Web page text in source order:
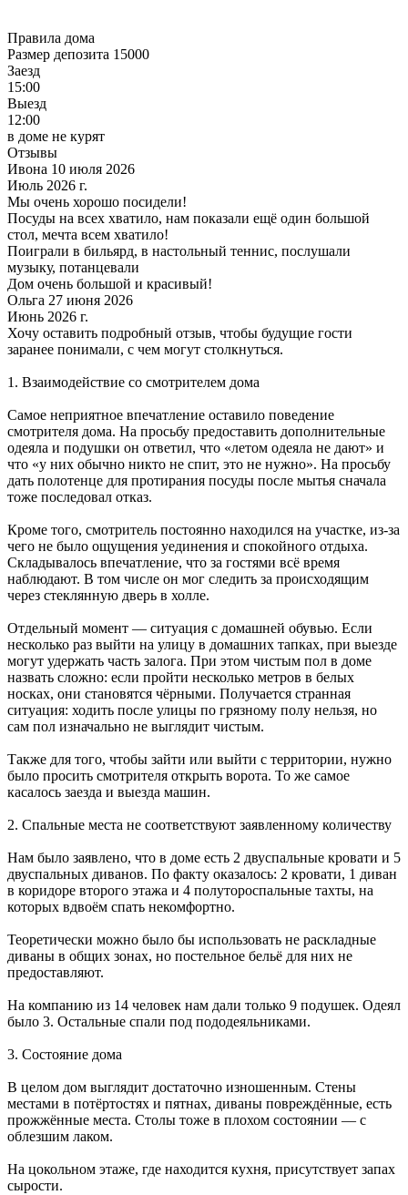
Правила дома
Размер депозита 15000
Заезд
15:00
Выезд
12:00
в доме не курят
Отзывы
Ивона 10 июля 2026
Июль 2026 г.
Мы очень хорошо посидели!
Посуды на всех хватило, нам показали ещё один большой
стол, мечта всем хватило!
Поиграли в бильярд, в настольный теннис, послушали
музыку, потанцевали
Дом очень большой и красивый!
Ольга 27 июня 2026
Июнь 2026 г.
Хочу оставить подробный отзыв, чтобы будущие гости
заранее понимали, с чем могут столкнуться.
1. Взаимодействие со смотрителем дома
Самое неприятное впечатление оставило поведение
смотрителя дома. На просьбу предоставить дополнительные
одеяла и подушки он ответил, что «летом одеяла не дают» и
что «у них обычно никто не спит, это не нужно». На просьбу
дать полотенце для протирания посуды после мытья сначала
тоже последовал отказ.
Кроме того, смотритель постоянно находился на участке, из-за
чего не было ощущения уединения и спокойного отдыха.
Складывалось впечатление, что за гостями всё время
наблюдают. В том числе он мог следить за происходящим
через стеклянную дверь в холле.
Отдельный момент — ситуация с домашней обувью. Если
несколько раз выйти на улицу в домашних тапках, при выезде
могут удержать часть залога. При этом чистым пол в доме
назвать сложно: если пройти несколько метров в белых
носках, они становятся чёрными. Получается странная
ситуация: ходить после улицы по грязному полу нельзя, но
сам пол изначально не выглядит чистым.
Также для того, чтобы зайти или выйти с территории, нужно
было просить смотрителя открыть ворота. То же самое
касалось заезда и выезда машин.
2. Спальные места не соответствуют заявленному количеству
Нам было заявлено, что в доме есть 2 двуспальные кровати и 5
двуспальных диванов. По факту оказалось: 2 кровати, 1 диван
в коридоре второго этажа и 4 полутороспальные тахты, на
которых вдвоём спать некомфортно.
Теоретически можно было бы использовать не раскладные
диваны в общих зонах, но постельное бельё для них не
предоставляют.
На компанию из 14 человек нам дали только 9 подушек. Одеял
было 3. Остальные спали под пододеяльниками.
3. Состояние дома
В целом дом выглядит достаточно изношенным. Стены
местами в потёртостях и пятнах, диваны повреждённые, есть
прожжённые места. Столы тоже в плохом состоянии — с
облезшим лаком.
На цокольном этаже, где находится кухня, присутствует запах
сырости.